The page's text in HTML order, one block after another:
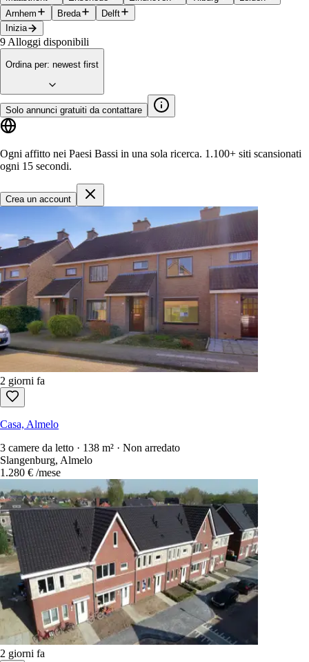
Arnhem
Breda
Delft
Inizia
9 Alloggi disponibili
Ordina per: newest first
Solo annunci gratuiti da contattare
Ogni affitto nei Paesi Bassi in una sola ricerca. 1.100+ siti scansionati
ogni 15 secondi.
Crea un account
2 giorni fa
Casa, Almelo
3 camere da letto · 138 m² · Non arredato
Slangenburg, Almelo
1.280 € /mese
2 giorni fa